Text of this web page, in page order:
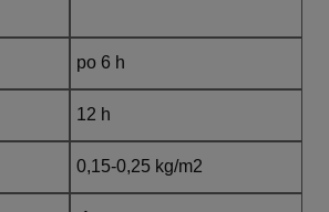
po 6 h
12 h
0,15-0,25 kg/m2